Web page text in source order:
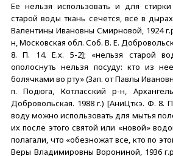
Ее нельзя использовать и для
старой воды ткань сечется, всё в
Валентины Ивановны Смирновой, 1924
н, Московская обл. Соб. В. Е.
8. П. 14. Е.х. 5-2]; «нельзя старой
ополоснуть нельзя посуду: кто из
болячками во рту» (Зап. от Павлы
п. Подюга, Котласский р-н,
Добровольская. 1988 г.) [АниЦткэ. Ф. 8.
воду можно использовать для мытья
их после этого святой или «новой»
полагали, что «обезножат все, кто по
Веры Владимировны Ворониной, 1936